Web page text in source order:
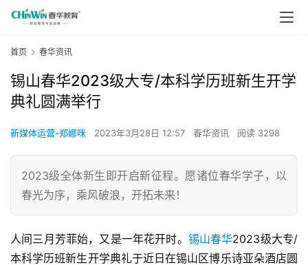
首页 春华资讯
锡山春华2023级大专/本科学历班新生开学
典礼圆满举行
新媒体运营-郑娜咪 2023年3月28日 12:57 春华资讯 阅读 3298
2023级全体新生即开启新征程。愿诸位春华学子，以
春光为序，乘风破浪，开拓未来！
人间三月芳菲始，又是一年花开时。 锡山春华2023级大专/
本科学历班新生开学典礼于近日在锡山区博乐诗亚朵酒店圆